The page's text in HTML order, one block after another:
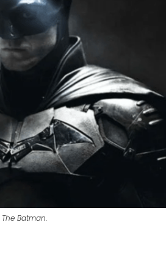
The Batman.